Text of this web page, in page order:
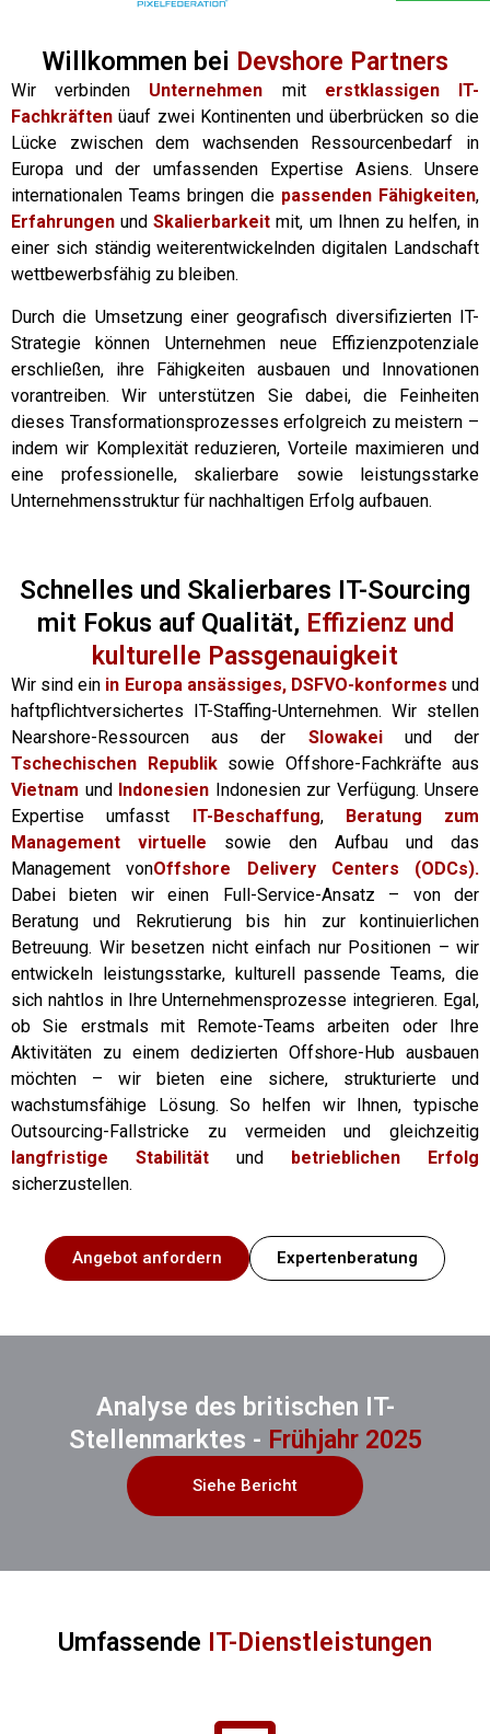
Willkommen bei Devshore Partners
Wir verbinden Unternehmen mit erstklassigen IT-
Fachkräften üauf zwei Kontinenten und überbrücken so die
Lücke zwischen dem wachsenden Ressourcenbedarf in
Europa und der umfassenden Expertise Asiens. Unsere
internationalen Teams bringen die passenden Fähigkeiten,
ErfahrungenundSkalierbarkeit mit, um Ihnen zu helfen, in
einer sich ständig weiterentwickelnden digitalen Landschaft
wettbewerbsfähig zu bleiben.
Durch die Umsetzung einer geografisch diversifizierten IT-
Strategie können Unternehmen neue Effizienzpotenziale
erschließen, ihre Fähigkeiten ausbauen und Innovationen
vorantreiben. Wir unterstützen Sie dabei, die Feinheiten
dieses Transformationsprozesses erfolgreich zu meistern –
indem wir Komplexität reduzieren, Vorteile maximieren und
eine professionelle, skalierbare sowie leistungsstarke
Unternehmensstruktur für nachhaltigen Erfolg aufbauen.
Schnelles und Skalierbares IT-Sourcing
mit Fokus auf Qualität, Effizienz und
kulturelle Passgenauigkeit
Wir sind ein in Europa ansässiges, DSFVO-konformes und
haftpflichtversichertes IT-Staffing-Unternehmen. Wir stellen
Nearshore-Ressourcen aus der Slowakeiund der
Tschechischen Republiksowie Offshore-Fachkräfte aus
Vietnam und Indonesien Indonesien zur Verfügung. Unsere
Expertise umfasst
IT-Beschaffung,
Beratung zum
Management virtuelle sowie den Aufbau und das
Management vonOffshore Delivery Centers (ODCs).
Dabei bieten wir einen Full-Service-Ansatz – von der
Beratung und Rekrutierung bis hin zur kontinuierlichen
Betreuung. Wir besetzen nicht einfach nur Positionen – wir
entwickeln leistungsstarke, kulturell passende Teams, die
sich nahtlos in Ihre Unternehmensprozesse integrieren. Egal,
ob Sie erstmals mit Remote-Teams arbeiten oder Ihre
Aktivitäten zu einem dedizierten Offshore-Hub ausbauen
möchten – wir bieten eine sichere, strukturierte und
wachstumsfähige Lösung. So helfen wir Ihnen, typische
Outsourcing-Fallstricke zu vermeiden und gleichzeitig
langfristige Stabilität und
betrieblichen Erfolg
sicherzustellen.
Angebot anfordern Expertenberatung
Analyse des britischen IT-
Stellenmarktes - Frühjahr 2025
Siehe Bericht
Umfassende IT-Dienstleistungen